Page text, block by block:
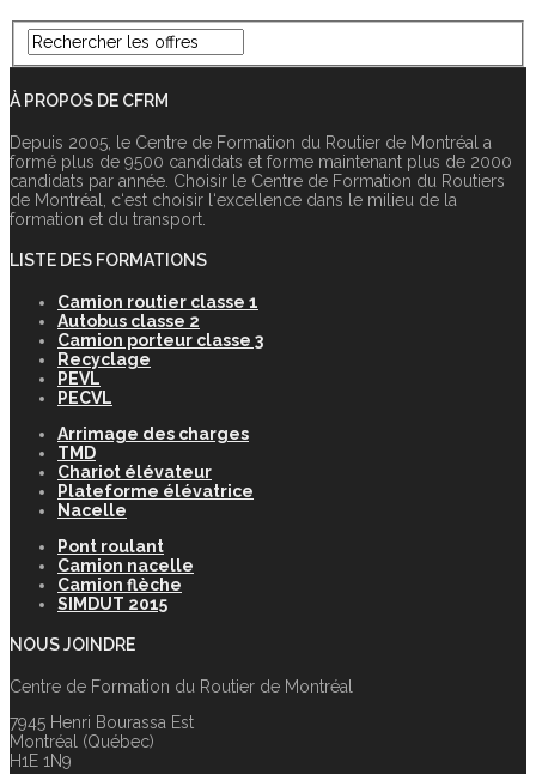
À PROPOS DE CFRM
Depuis 2005, le Centre de Formation du Routier de Montréal a
formé plus de 9500 candidats et forme maintenant plus de 2000
candidats par année. Choisir le Centre de Formation du Routiers
de Montréal, c‘est choisir l‘excellence dans le milieu de la
formation et du transport.
LISTE DES FORMATIONS
Camion routier classe 1
Autobus classe 2
Camion porteur classe 3
Recyclage
PEVL
PECVL
Arrimage des charges
TMD
Chariot élévateur
Plateforme élévatrice
Nacelle
Pont roulant
Camion nacelle
Camion flèche
SIMDUT 2015
NOUS JOINDRE
Centre de Formation du Routier de Montréal
7945 Henri Bourassa Est
Montréal (Québec)
H1E 1N9